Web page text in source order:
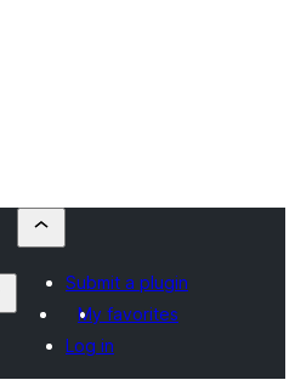
Submit a plugin
My favorites
Log in